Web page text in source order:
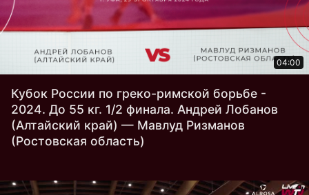
04:00
Кубок России по греко-римской борьбе -
2024. До 55 кг. 1/2 финала. Андрей Лобанов
(Алтайский край) — Мавлуд Ризманов
(Ростовская область)